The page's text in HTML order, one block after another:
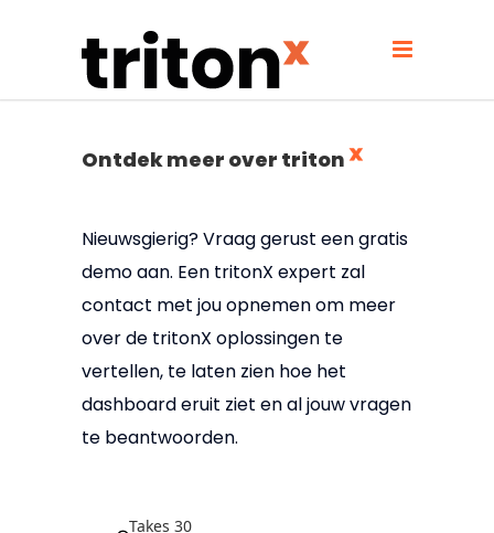
Ontdek meer over triton
Nieuwsgierig? Vraag gerust een gratis
demo aan. Een tritonX expert zal
contact met jou opnemen om meer
over de tritonX oplossingen te
vertellen, te laten zien hoe het
dashboard eruit ziet en al jouw vragen
te beantwoorden.